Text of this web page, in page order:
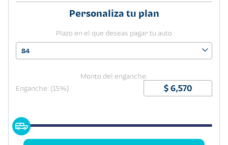
Personaliza tu plan
Plazo en el que deseas pagar tu auto
84
Monto del enganche:
Enganche: (15%)